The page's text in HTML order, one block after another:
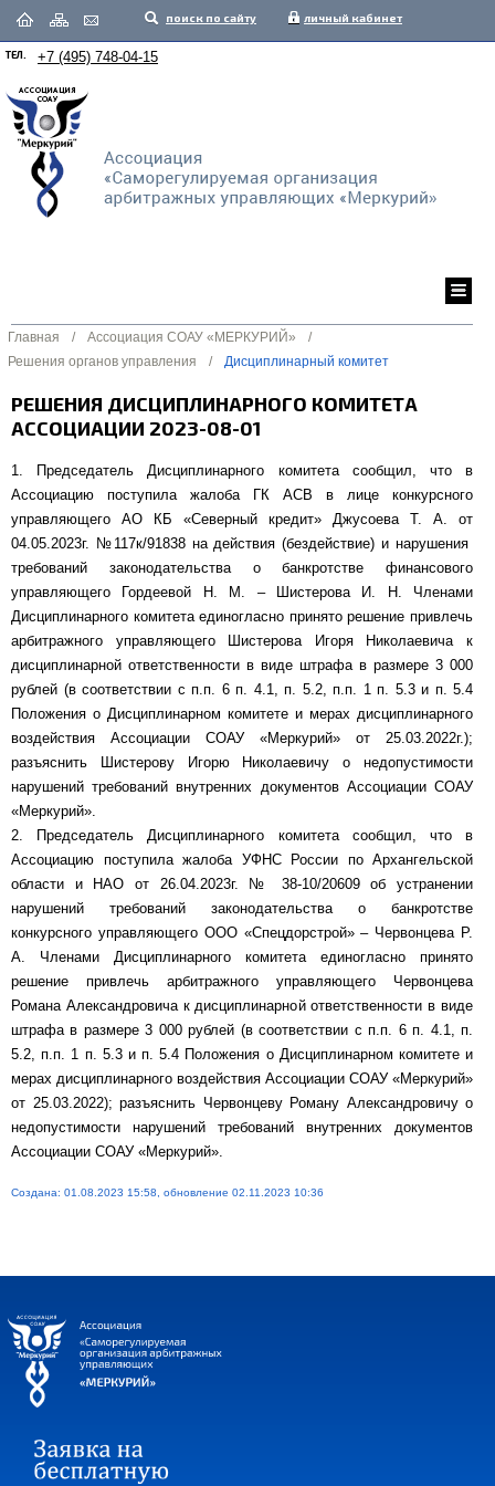
поиск по сайту личный кабинет
ТЕЛ. +7 (495) 748-04-15
Главная / Ассоциация СОАУ «МЕРКУРИЙ»
/
Решения органов управления
/ Дисциплинарный комитет
РЕШЕНИЯ ДИСЦИПЛИНАРНОГО КОМИТЕТА
АССОЦИАЦИИ 2023-08-01
1. Председатель Дисциплинарного комитета сообщил, что в
Ассоциацию поступила жалоба ГК АСВ в лице конкурсного
управляющего АО КБ «Северный кредит» Джусоева Т. А. от
04.05.2023г. №117к/91838 на действия (бездействие) и нарушения
требований законодательства о банкротстве финансового
управляющего Гордеевой Н. М. – Шистерова И. Н. Членами
Дисциплинарного комитета единогласно принято решение привлечь
арбитражного управляющего Шистерова Игоря Николаевича к
дисциплинарной ответственности в виде штрафа в размере 3 000
рублей (в соответствии с п.п. 6 п. 4.1, п. 5.2, п.п. 1 п. 5.3 и п. 5.4
Положения о Дисциплинарном комитете и мерах дисциплинарного
воздействия Ассоциации СОАУ «Меркурий» от 25.03.2022г.);
разъяснить Шистерову Игорю Николаевичу о недопустимости
нарушений требований внутренних документов Ассоциации СОАУ
«Меркурий».
2. Председатель Дисциплинарного комитета сообщил, что в
Ассоциацию поступила жалоба УФНС России по Архангельской
области и НАО от 26.04.2023г. № 38-10/20609 об устранении
нарушений требований законодательства о банкротстве
конкурсного управляющего ООО «Спецдорстрой» – Червонцева Р.
А. Членами Дисциплинарного комитета единогласно принято
решение привлечь арбитражного управляющего Червонцева
Романа Александровича к дисциплинарной ответственности в виде
штрафа в размере 3 000 рублей (в соответствии с п.п. 6 п. 4.1, п.
5.2, п.п. 1 п. 5.3 и п. 5.4 Положения о Дисциплинарном комитете и
мерах дисциплинарного воздействия Ассоциации СОАУ «Меркурий»
от 25.03.2022); разъяснить Червонцеву Роману Александровичу о
недопустимости нарушений требований внутренних документов
Ассоциации СОАУ «Меркурий».
Создана: 01.08.2023 15:58, обновление 02.11.2023 10:36